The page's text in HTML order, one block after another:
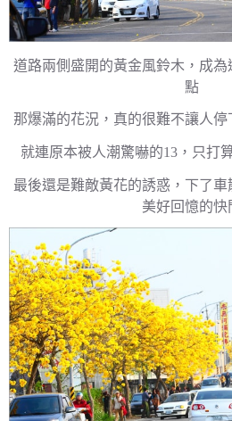
道路兩側盛開的黃金風鈴木，成
點
那爆滿的花況，真的很難不讓人
就連原本被人潮驚嚇的13，只打
最後還是難敵黃花的誘惑，下了
美好回憶的快